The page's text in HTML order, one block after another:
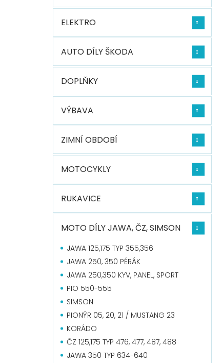
a
n
a
e
ELEKTRO
AUTO DÍLY ŠKODA
DOPLŇKY
VÝBAVA
ZIMNÍ OBDOBÍ
MOTOCYKLY
RUKAVICE
MOTO DÍLY JAWA, ČZ, SIMSON
JAWA 125,175 TYP 355,356
JAWA 250, 350 PÉRÁK
JAWA 250,350 KYV, PANEL, SPORT
PIO 550-555
SIMSON
PIONÝR 05, 20, 21 / MUSTANG 23
KORÁDO
ČZ 125,175 TYP 476, 477, 487, 488
JAWA 350 TYP 634-640